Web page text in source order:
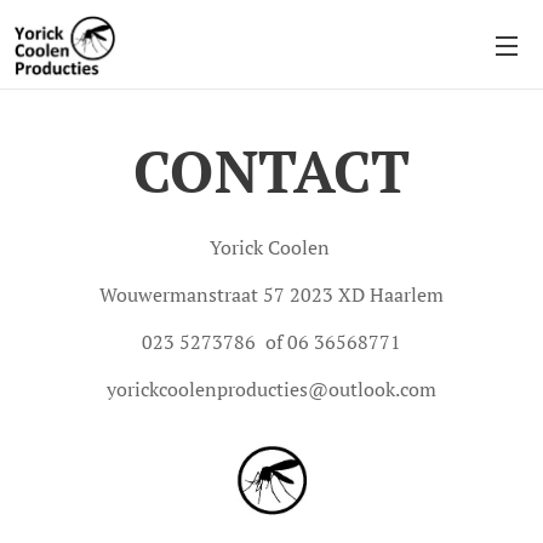
CONTACT
Yorick Coolen
Wouwermanstraat 57 2023 XD Haarlem
023 5273786 of 06 36568771
yorickcoolenproducties@outlook.com